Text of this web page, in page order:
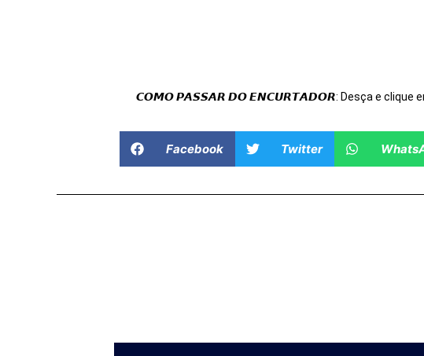
𝘾𝙊𝙈𝙊 𝙋𝘼𝙎𝙎𝘼𝙍 𝘿𝙊 𝙀𝙉𝘾𝙐𝙍𝙏𝘼𝘿𝙊𝙍: Desça e clique
Facebook Twitter